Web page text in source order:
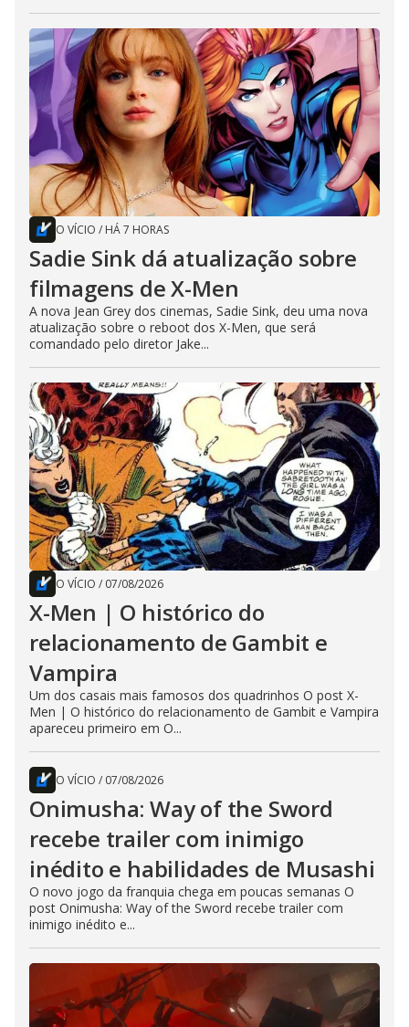
O VÍCIO / HÁ 7 HORAS
Sadie Sink dá atualização sobre
filmagens de X-Men
A nova Jean Grey dos cinemas, Sadie Sink, deu uma nova
atualização sobre o reboot dos X-Men, que será
comandado pelo diretor Jake...
O VÍCIO / 07/08/2026
X-Men | O histórico do
relacionamento de Gambit e
Vampira
Um dos casais mais famosos dos quadrinhos O post X-
Men | O histórico do relacionamento de Gambit e Vampira
apareceu primeiro em O...
O VÍCIO / 07/08/2026
Onimusha: Way of the Sword
recebe trailer com inimigo
inédito e habilidades de Musashi
O novo jogo da franquia chega em poucas semanas O
post Onimusha: Way of the Sword recebe trailer com
inimigo inédito e...